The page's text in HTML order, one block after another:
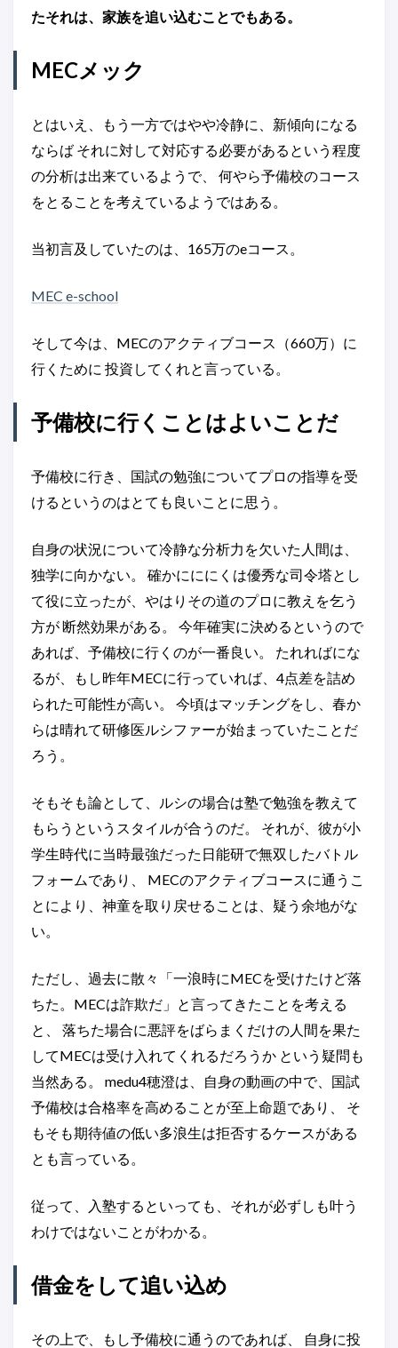
たそれは、家族を追い込むことでもある。
MECメック
とはいえ、もう一方ではやや冷静に、新傾向になる
ならば それに対して対応する必要があるという程度
の分析は出来ているようで、 何やら予備校のコース
をとることを考えているようではある。
当初言及していたのは、165万のeコース。
MEC e-school
そして今は、MECのアクティブコース（660万）に
行くために 投資してくれと言っている。
予備校に行くことはよいことだ
予備校に行き、国試の勉強についてプロの指導を受
けるというのはとても良いことに思う。
自身の状況について冷静な分析力を欠いた人間は、
独学に向かない。 確かにににくは優秀な司令塔とし
て役に立ったが、やはりその道のプロに教えを乞う
方が 断然効果がある。 今年確実に決めるというので
あれば、予備校に行くのが一番良い。 たれればにな
るが、もし昨年MECに行っていれば、4点差を詰め
られた可能性が高い。 今頃はマッチングをし、春か
らは晴れて研修医ルシファーが始まっていたことだ
ろう。
そもそも論として、ルシの場合は塾で勉強を教えて
もらうというスタイルが合うのだ。 それが、彼が小
学生時代に当時最強だった日能研で無双したバトル
フォームであり、 MECのアクティブコースに通うこ
とにより、神童を取り戻せることは、疑う余地がな
い。
ただし、過去に散々「一浪時にMECを受けたけど落
ちた。MECは詐欺だ」と言ってきたことを考える
と、 落ちた場合に悪評をばらまくだけの人間を果た
してMECは受け入れてくれるだろうか という疑問も
当然ある。 medu4穂澄は、自身の動画の中で、国試
予備校は合格率を高めることが至上命題であり、 そ
もそも期待値の低い多浪生は拒否するケースがある
とも言っている。
従って、入塾するといっても、それが必ずしも叶う
わけではないことがわかる。
借金をして追い込め
その上で、もし予備校に通うのであれば、 自身に投